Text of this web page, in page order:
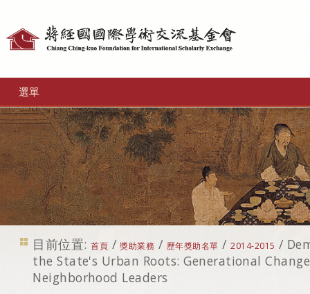
選單
目前位置: 首頁 /獎助業務 / 歷年獎助名單 /2014-2015 /
the State's Urban Roots: Generational
Neighborhood Leaders